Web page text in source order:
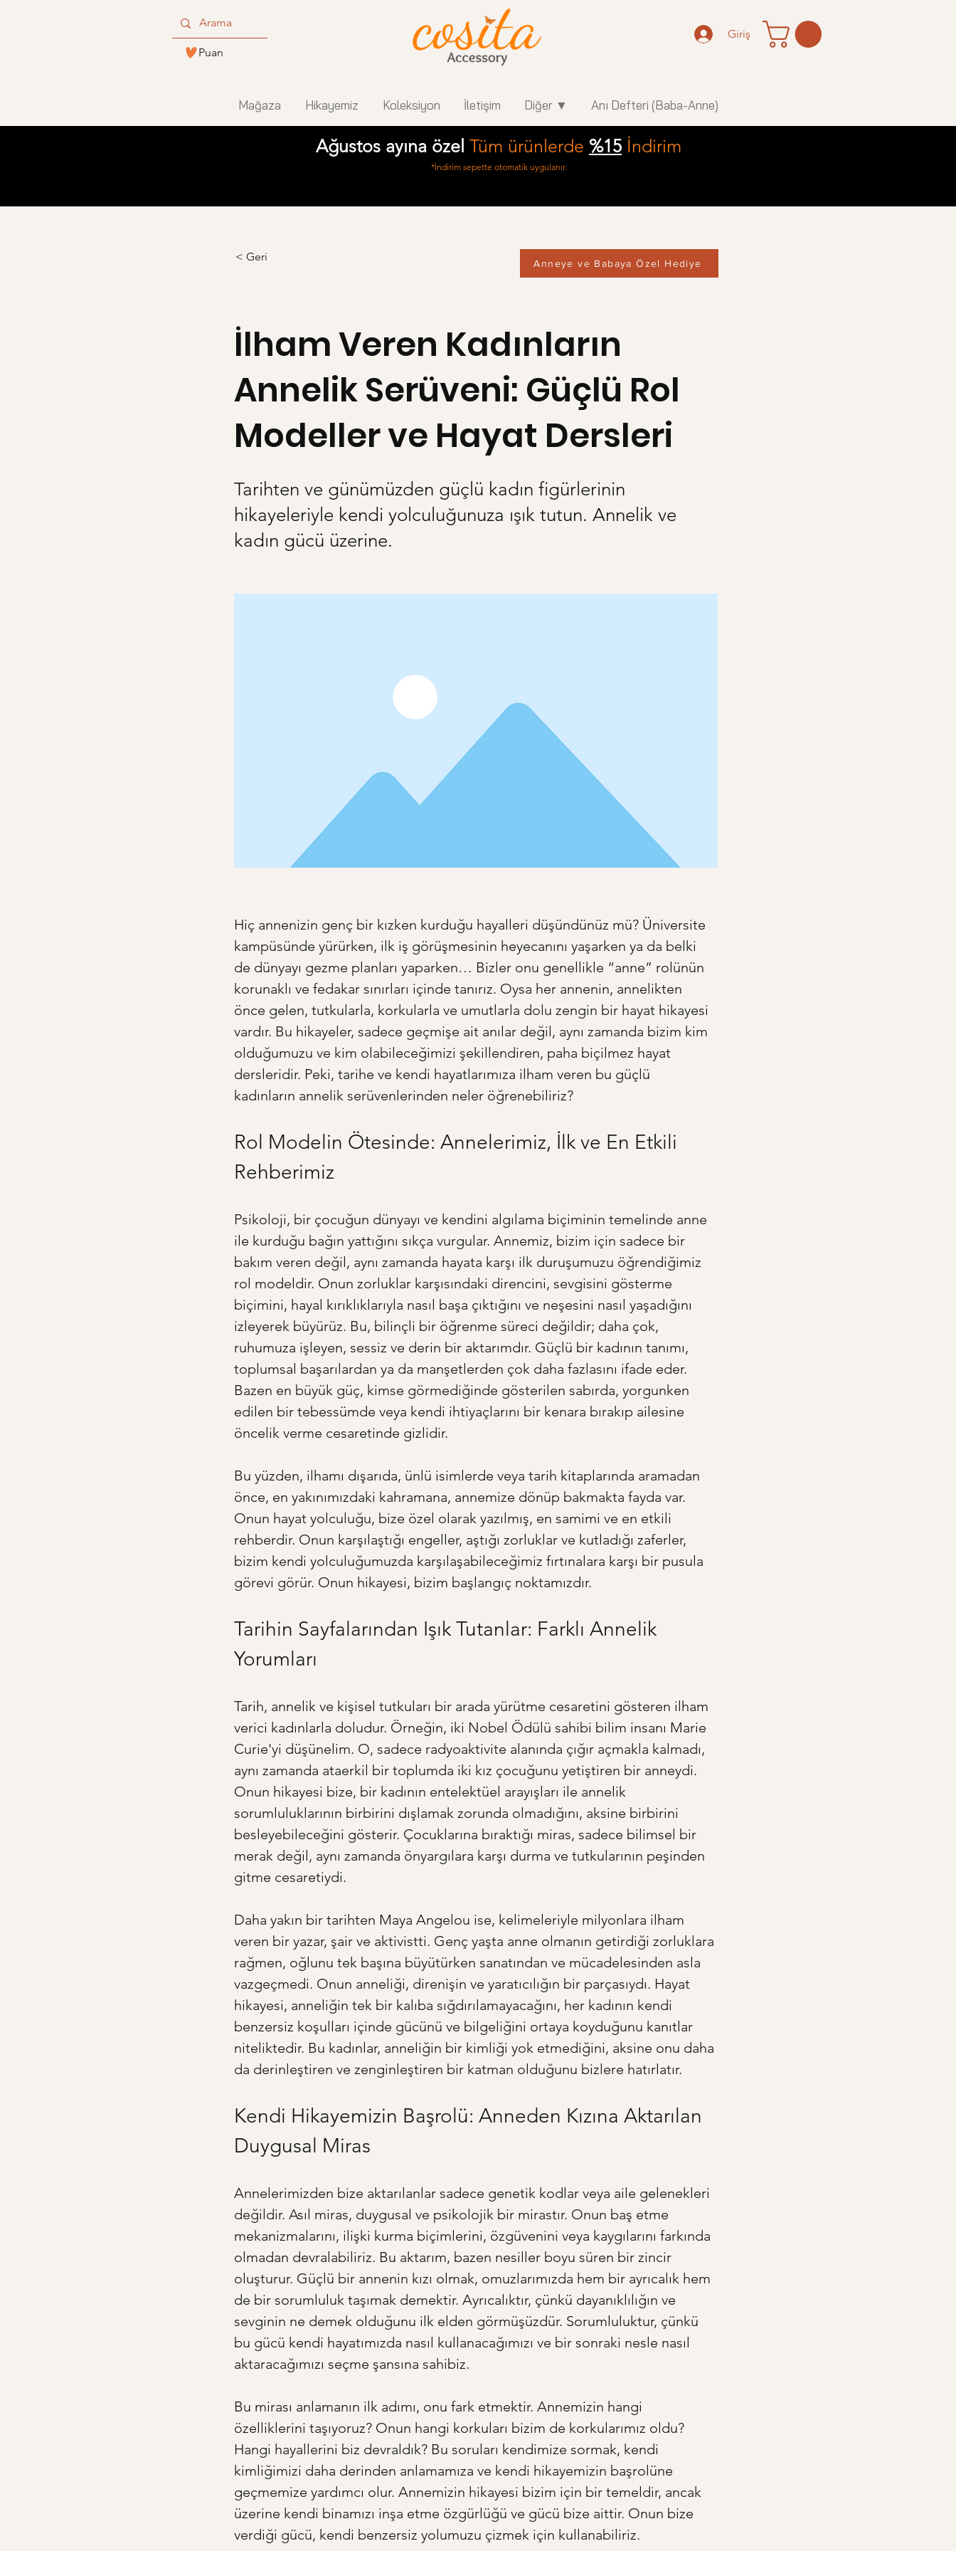
Puan
Giriş
Mağaza Hikayemiz Koleksiyon İletişim Diğer ▼ Anı Defteri (Baba-Anne)
Ağustos ayına özel Tüm ürünlerde %15 İndirim
*İndirim sepette otomatik uygulanır.
< Geri Anneye ve Babaya Özel Hediye
İlham Veren Kadınların
Annelik Serüveni: Güçlü Rol
Modeller ve Hayat Dersleri
Tarihten ve günümüzden güçlü kadın figürlerinin
hikayeleriyle kendi yolculuğunuza ışık tutun. Annelik ve
kadın gücü üzerine.
Hiç annenizin genç bir kızken kurduğu hayalleri düşündünüz mü? Üniversite
kampüsünde yürürken, ilk iş görüşmesinin heyecanını yaşarken ya da belki
de dünyayı gezme planları yaparken… Bizler onu genellikle “anne” rolünün
korunaklı ve fedakar sınırları içinde tanırız. Oysa her annenin, annelikten
önce gelen, tutkularla, korkularla ve umutlarla dolu zengin bir hayat hikayesi
vardır. Bu hikayeler, sadece geçmişe ait anılar değil, aynı zamanda bizim kim
olduğumuzu ve kim olabileceğimizi şekillendiren, paha biçilmez hayat
dersleridir. Peki, tarihe ve kendi hayatlarımıza ilham veren bu güçlü
kadınların annelik serüvenlerinden neler öğrenebiliriz?
Rol Modelin Ötesinde: Annelerimiz, İlk ve En Etkili
Rehberimiz
Psikoloji, bir çocuğun dünyayı ve kendini algılama biçiminin temelinde anne
ile kurduğu bağın yattığını sıkça vurgular. Annemiz, bizim için sadece bir
bakım veren değil, aynı zamanda hayata karşı ilk duruşumuzu öğrendiğimiz
rol modeldir. Onun zorluklar karşısındaki direncini, sevgisini gösterme
biçimini, hayal kırıklıklarıyla nasıl başa çıktığını ve neşesini nasıl yaşadığını
izleyerek büyürüz. Bu, bilinçli bir öğrenme süreci değildir; daha çok,
ruhumuza işleyen, sessiz ve derin bir aktarımdır. Güçlü bir kadının tanımı,
toplumsal başarılardan ya da manşetlerden çok daha fazlasını ifade eder.
Bazen en büyük güç, kimse görmediğinde gösterilen sabırda, yorgunken
edilen bir tebessümde veya kendi ihtiyaçlarını bir kenara bırakıp ailesine
öncelik verme cesaretinde gizlidir.
Bu yüzden, ilhamı dışarıda, ünlü isimlerde veya tarih kitaplarında aramadan
önce, en yakınımızdaki kahramana, annemize dönüp bakmakta fayda var.
Onun hayat yolculuğu, bize özel olarak yazılmış, en samimi ve en etkili
rehberdir. Onun karşılaştığı engeller, aştığı zorluklar ve kutladığı zaferler,
bizim kendi yolculuğumuzda karşılaşabileceğimiz fırtınalara karşı bir pusula
görevi görür. Onun hikayesi, bizim başlangıç noktamızdır.
Tarihin Sayfalarından Işık Tutanlar: Farklı Annelik
Yorumları
Tarih, annelik ve kişisel tutkuları bir arada yürütme cesaretini gösteren ilham
verici kadınlarla doludur. Örneğin, iki Nobel Ödülü sahibi bilim insanı Marie
Curie'yi düşünelim. O, sadece radyoaktivite alanında çığır açmakla kalmadı,
aynı zamanda ataerkil bir toplumda iki kız çocuğunu yetiştiren bir anneydi.
Onun hikayesi bize, bir kadının entelektüel arayışları ile annelik
sorumluluklarının birbirini dışlamak zorunda olmadığını, aksine birbirini
besleyebileceğini gösterir. Çocuklarına bıraktığı miras, sadece bilimsel bir
merak değil, aynı zamanda önyargılara karşı durma ve tutkularının peşinden
gitme cesaretiydi.
Daha yakın bir tarihten Maya Angelou ise, kelimeleriyle milyonlara ilham
veren bir yazar, şair ve aktivistti. Genç yaşta anne olmanın getirdiği zorluklara
rağmen, oğlunu tek başına büyütürken sanatından ve mücadelesinden asla
vazgeçmedi. Onun anneliği, direnişin ve yaratıcılığın bir parçasıydı. Hayat
hikayesi, anneliğin tek bir kalıba sığdırılamayacağını, her kadının kendi
benzersiz koşulları içinde gücünü ve bilgeliğini ortaya koyduğunu kanıtlar
niteliktedir. Bu kadınlar, anneliğin bir kimliği yok etmediğini, aksine onu daha
da derinleştiren ve zenginleştiren bir katman olduğunu bizlere hatırlatır.
Kendi Hikayemizin Başrolü: Anneden Kızına Aktarılan
Duygusal Miras
Annelerimizden bize aktarılanlar sadece genetik kodlar veya aile gelenekleri
değildir. Asıl miras, duygusal ve psikolojik bir mirastır. Onun baş etme
mekanizmalarını, ilişki kurma biçimlerini, özgüvenini veya kaygılarını farkında
olmadan devralabiliriz. Bu aktarım, bazen nesiller boyu süren bir zincir
oluşturur. Güçlü bir annenin kızı olmak, omuzlarımızda hem bir ayrıcalık hem
de bir sorumluluk taşımak demektir. Ayrıcalıktır, çünkü dayanıklılığın ve
sevginin ne demek olduğunu ilk elden görmüşüzdür. Sorumluluktur, çünkü
bu gücü kendi hayatımızda nasıl kullanacağımızı ve bir sonraki nesle nasıl
aktaracağımızı seçme şansına sahibiz.
Bu mirası anlamanın ilk adımı, onu fark etmektir. Annemizin hangi
özelliklerini taşıyoruz? Onun hangi korkuları bizim de korkularımız oldu?
Hangi hayallerini biz devraldık? Bu soruları kendimize sormak, kendi
kimliğimizi daha derinden anlamamıza ve kendi hikayemizin başrolüne
geçmemize yardımcı olur. Annemizin hikayesi bizim için bir temeldir, ancak
üzerine kendi binamızı inşa etme özgürlüğü ve gücü bize aittir. Onun bize
verdiği gücü, kendi benzersiz yolumuzu çizmek için kullanabiliriz.